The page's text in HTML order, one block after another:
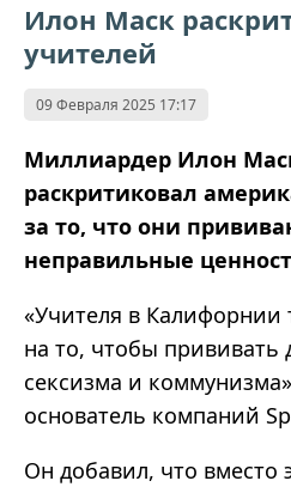
Илон Маск
учителей
09 Февраля 2025 17:17
Миллиардер Илон
раскритиковал
за то, что они
неправильные
«Учителя в Калифорнии
на то, чтобы прививать
сексизма и
основатель компаний
Он добавил, что вместо